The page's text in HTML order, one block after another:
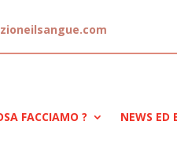
FACCIAMO ? NEWS ED